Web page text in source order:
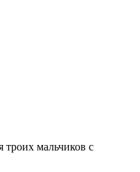
троих мальчиков с